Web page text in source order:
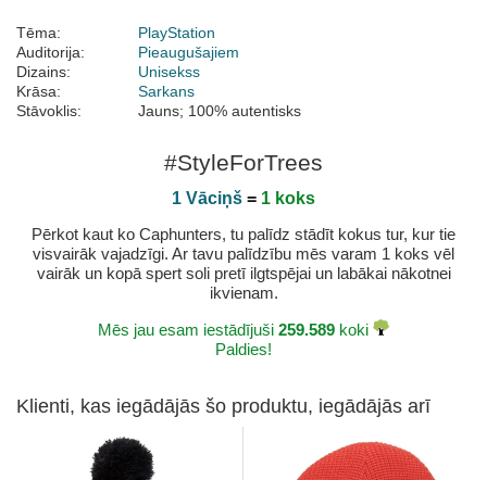
Tēma:
PlayStation
Auditorija:
Pieaugušajiem
Dizains:
Unisekss
Krāsa:
Sarkans
Stāvoklis:
Jauns; 100% autentisks
#StyleForTrees
1 Vāciņš = 1 koks
Pērkot kaut ko Caphunters, tu palīdz stādīt kokus tur, kur tie
visvairāk vajadzīgi. Ar tavu palīdzību mēs varam 1 koks vēl
vairāk un kopā spert soli pretī ilgtspējai un labākai nākotnei
ikvienam.
Mēs jau esam iestādījuši 259.589 koki
Paldies!
Klienti, kas iegādājās šo produktu, iegādājās arī